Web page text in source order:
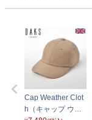
Cap Weather Clot
h（キャップ ウェ